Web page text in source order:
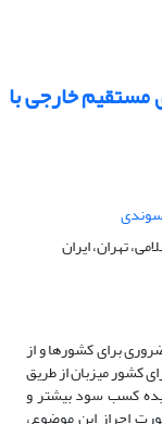
مستقیم خارجی با
تهران، ایران
برای کشورها و از
کشور میزبان از طریق
کسب سود بیشتر و